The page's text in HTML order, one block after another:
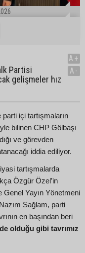
Partisi
gelişmeler hız
A+
A-
içi tartışmaların
bilinen CHP Gölbaşı
ve görevden
iddia ediliyor.
tartışmalarda
Özgür Özel’in
Genel Yayın Yönetmeni
Sağlam, parti
en başından beri
olduğu gibi tavrımız